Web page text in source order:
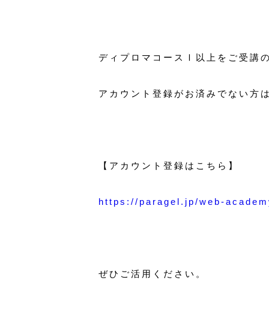
ディプロマコースⅠ以上をご受講
アカウント登録がお済みでない方
【アカウント登録はこちら】
https://paragel.jp/web-
ぜひご活用ください。